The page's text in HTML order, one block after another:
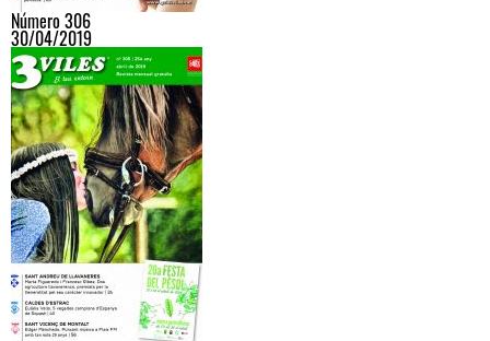
Número 306
30/04/2019